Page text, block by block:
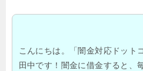
こんにちは。「闇金対応ドット
田中です！闇金に借金すると、